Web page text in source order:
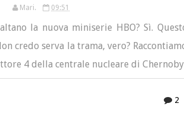
Mari. 09:51
la nuova miniserie HBO? Sì.
credo serva la trama, vero?
4 della centrale nucleare di
2